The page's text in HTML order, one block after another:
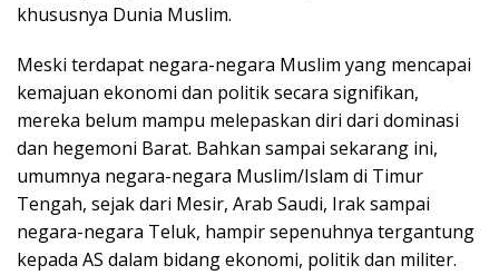
khususnya Dunia Muslim.
Meski terdapat negara-negara Muslim yang mencapai
kemajuan ekonomi dan politik secara signifikan,
mereka belum mampu melepaskan diri dari dominasi
dan hegemoni Barat. Bahkan sampai sekarang ini,
umumnya negara-negara Muslim/Islam di Timur
Tengah, sejak dari Mesir, Arab Saudi, Irak sampai
negara-negara Teluk, hampir sepenuhnya tergantung
kepada AS dalam bidang ekonomi, politik dan militer.